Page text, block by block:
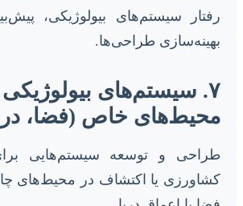
رفتار سیستم‌های بیولوژیکی،
بهینه‌سازی طراحی‌ها.
۷. سیستم‌های بیولوژیکی
محیط‌های خاص (فضا،
طراحی و توسعه سیستم‌هایی
کشاورزی یا اکتشاف در محیط‌های